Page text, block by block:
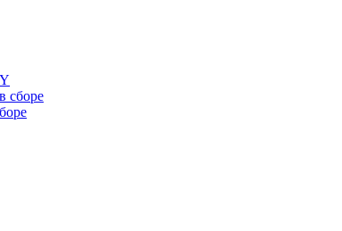
сборе